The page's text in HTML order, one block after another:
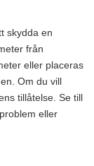
skydda en
från
eller placeras
Om du vill
tillåtelse. Se till
eller